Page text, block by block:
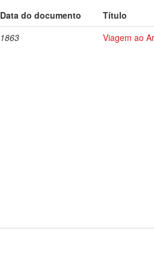
Data do documento Título
1863
Viagem ao